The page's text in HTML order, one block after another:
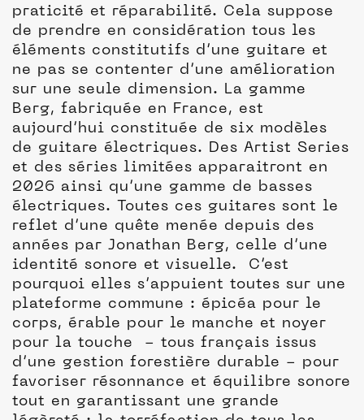
praticité et réparabilité. Cela suppose
de prendre en considération tous les
éléments constitutifs d’une guitare et
ne pas se contenter d’une amélioration
sur une seule dimension. La gamme
Berg, fabriquée en France, est
aujourd’hui constituée de six modèles
de guitare électriques. Des Artist Series
et des séries limitées apparaitront en
2026 ainsi qu’une gamme de basses
électriques. Toutes ces guitares sont le
reflet d’une quête menée depuis des
années par Jonathan Berg, celle d’une
identité sonore et visuelle. C’est
pourquoi elles s’appuient toutes sur une
plateforme commune : épicéa pour le
corps, érable pour le manche et noyer
pour la touche - tous français issus
d’une gestion forestière durable - pour
favoriser résonnance et équilibre sonore
tout en garantissant une grande